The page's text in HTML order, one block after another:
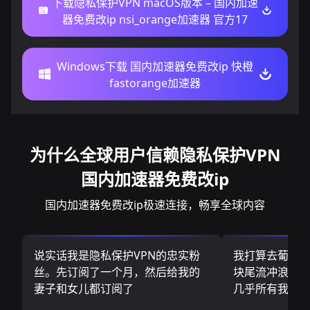
器免费改ip nsi_orange加速器 官方17
Windows下载 国内加速器免费改ip 快橙
fastorange加速器
为什么全球用户信赖隐私保护VPN
国内加速器免费改ip
国内加速器免费改ip极速连接，畅享全球内容
说实话我是隐私保护VPN的忠实粉
丝。先订阅了一个月，然后给我的
妻子和女儿都订阅了
我打算去葡萄
块尾流冲浪板
几乎所有我需